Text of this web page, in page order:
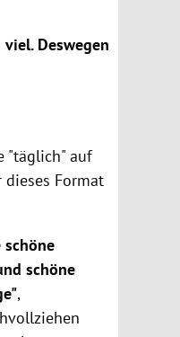
Deswegen
"täglich" auf
dieses Format
schöne
schöne
,